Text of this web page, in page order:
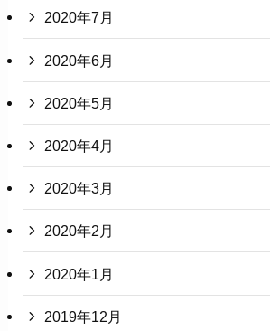
2020年7月
2020年6月
2020年5月
2020年4月
2020年3月
2020年2月
2020年1月
2019年12月